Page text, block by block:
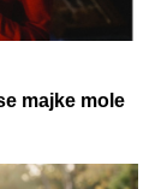
majke mole